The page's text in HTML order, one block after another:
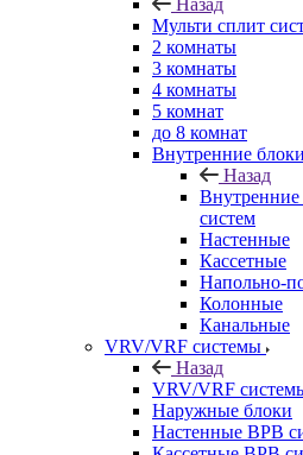
Назад
Мульти сплит
2 комнаты
3 комнаты
4 комнаты
5 комнат
до 8 комнат
Внутренние
Назад
Внутренние
систем
Настенные
Кассетные
Напольно-
Колонные
Канальные
VRV/VRF системы
Назад
VRV/VRF
Наружные блоки
Настенные ВРВ